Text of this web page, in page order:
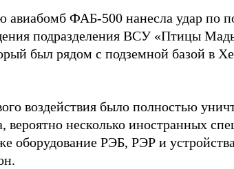
ФАБ-500 нанесла удар по
подразделения ВСУ «Птицы
был рядом с подземной базой в
воздействия было полностью
вероятно несколько иностранных
оборудование РЭБ, РЭР и